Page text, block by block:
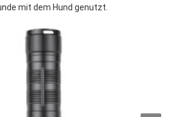
mit dem Hund genutzt.